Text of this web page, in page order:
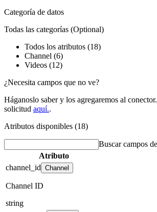
Categoría de datos
Todas las categorías (Optional)
Todos los atributos (18)
Channel (6)
Videos (12)
¿Necesita campos que no ve?
Háganoslo saber y los agregaremos al
solicitud aquí..
Atributos disponibles (18)
Buscar campos
Atributo
channel_id Channel
Channel ID
string